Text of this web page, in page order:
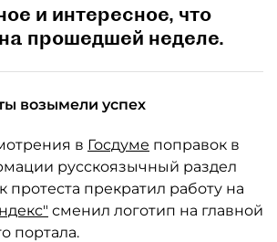
и интересное, что
прошедшей неделе.
возымели успех
в Госдуме поправок в
русскоязычный раздел
протеста прекратил работу на
сменил логотип на главной
портала.